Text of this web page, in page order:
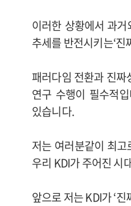
이러한 상황에서 과
추세를 반전시키는‘
패러다임 전환과 진짜
연구 수행이 필수적
있습니다.
저는 여러분같이 최
우리 KDI가 주어진 시
앞으로 저는 KDI가 ‘